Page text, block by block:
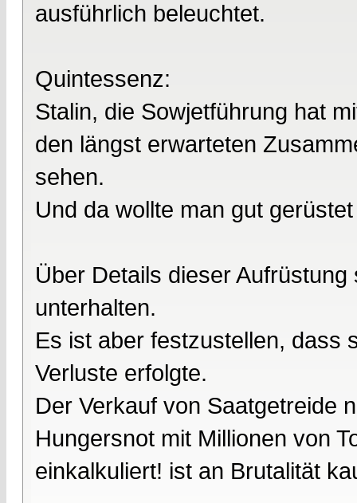
ausführlich beleuchtet.
Quintessenz:
Stalin, die Sowjetführung hat
den längst erwarteten
sehen.
Und da wollte man gut
Über Details dieser
unterhalten.
Es ist aber festzustellen, dass
Verluste erfolgte.
Der Verkauf von Saatgetreide
Hungersnot mit Millionen von
einkalkuliert! ist an Brutalität